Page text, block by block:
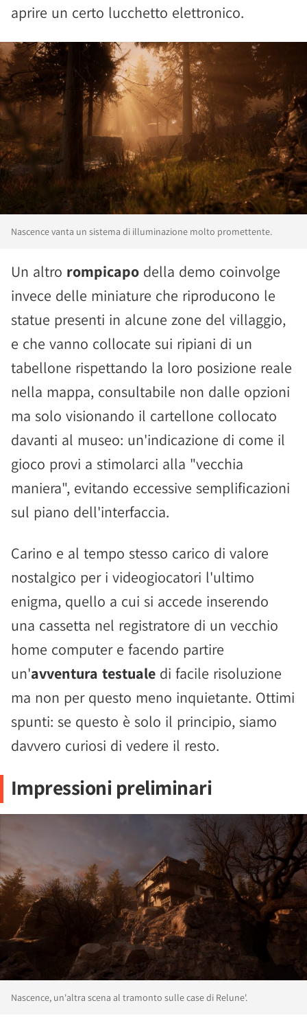
aprire un certo lucchetto elettronico.
Nascence vanta un sistema di illuminazione molto promettente.
Un altro rompicapo della demo coinvolge
invece delle miniature che riproducono le
statue presenti in alcune zone del villaggio,
e che vanno collocate sui ripiani di un
tabellone rispettando la loro posizione reale
nella mappa, consultabile non dalle opzioni
ma solo visionando il cartellone collocato
davanti al museo: un'indicazione di come il
gioco provi a stimolarci alla "vecchia
maniera", evitando eccessive semplificazioni
sul piano dell'interfaccia.
Carino e al tempo stesso carico di valore
nostalgico per i videogiocatori l'ultimo
enigma, quello a cui si accede inserendo
una cassetta nel registratore di un vecchio
home computer e facendo partire
un'avventura testuale di facile risoluzione
ma non per questo meno inquietante. Ottimi
spunti: se questo è solo il principio, siamo
davvero curiosi di vedere il resto.
Impressioni preliminari
Nascence, un'altra scena al tramonto sulle case di Relune'.